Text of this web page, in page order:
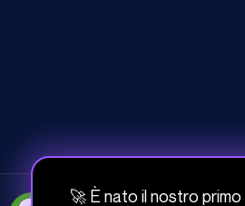
🚀 È nato il nostro primo